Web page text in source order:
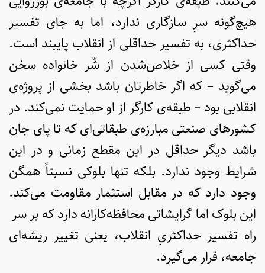
هیچ‌گونه سرِ سازگاری ندارد، اما به جای تفسیر
حداکثری، به تفسیر حداقلی از انقلاب پایبند است.
وقتی کسی از خلاص‌شدن از شّر خانواده سخن
می‌گوید – که اگر خاطرتان باشد بخشی از پروژه‌ی
انقلابی بود – طبقه‌ی کارگر از او حمایت نمی‌کند. در
کشورهای صنعتی مبارزه‌ی طبقاتی‌ای که تا پای جان
باشد دیگر حداقل در این مقطع زمانی و در این
شرایط وجود ندارد. بلکه تنها بلوکی نسبتاً همگن
وجود دارد که در مقابل استثمار مقاومت می‌کند.
این بلوک اما گرایشاتی محافظه‌کارانه دارد که بر سر
راه تفسیر حداکثریِ انقلاب، یعنی تغییر ریشه‌ای
جامعه، قرار می‌گیرد.